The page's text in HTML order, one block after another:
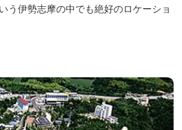
う伊勢志摩の中でも絶好のロケーショ